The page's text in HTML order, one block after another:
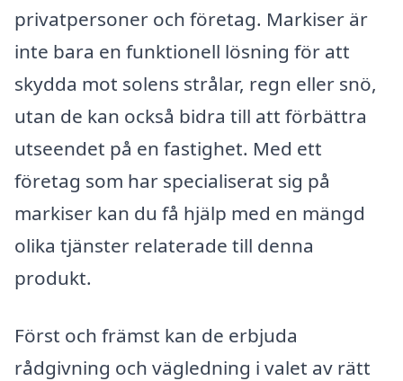
privatpersoner och företag. Markiser är
inte bara en funktionell lösning för att
skydda mot solens strålar, regn eller snö,
utan de kan också bidra till att förbättra
utseendet på en fastighet. Med ett
företag som har specialiserat sig på
markiser kan du få hjälp med en mängd
olika tjänster relaterade till denna
produkt.
Först och främst kan de erbjuda
rådgivning och vägledning i valet av rätt